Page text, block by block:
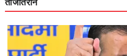
ताजातरीन